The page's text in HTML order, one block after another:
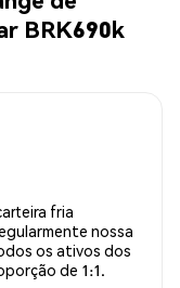
BRK690k
fria
nossa
os ativos dos
de 1:1.